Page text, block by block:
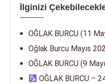
İlginizi
OĞLAK BURCU (11
Oğlak Burcu Mayıs
OĞLAK BURCU (9
OĞLAK BURCU –